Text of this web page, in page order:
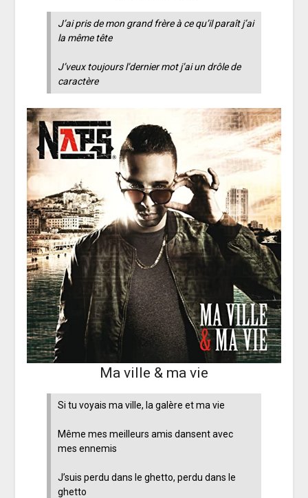
J’ai pris de mon grand frère à ce qu’il paraît j’ai
la même tête
J’veux toujours l’dernier mot j’ai un drôle de
caractère
Ma ville & ma vie
Si tu voyais ma ville, la galère et ma vie
Même mes meilleurs amis dansent avec
mes ennemis
J’suis perdu dans le ghetto, perdu dans le
ghetto